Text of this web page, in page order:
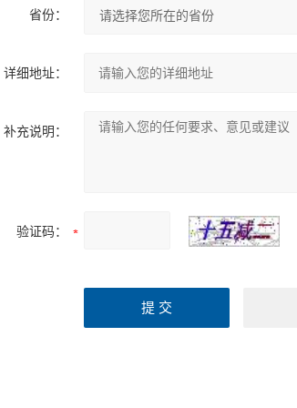
省份：
详细地址：
补充说明：
验证码：